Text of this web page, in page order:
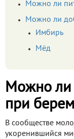
Можно ли
Можно ли
Имбирь
Мёд
Можно ли
при
В сообществе
укоренившийся